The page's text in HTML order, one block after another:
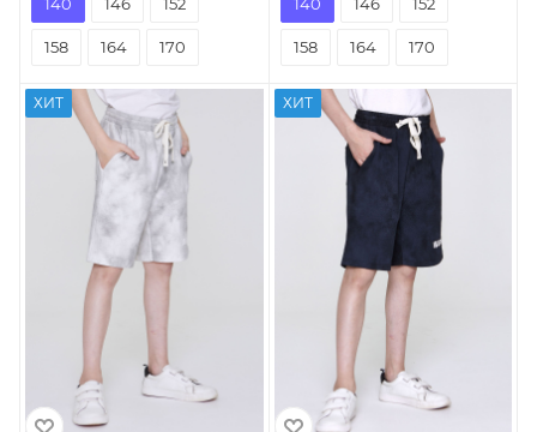
158 164 170 158 164 170
ХИТ ХИТ